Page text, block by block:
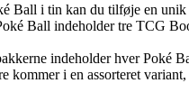
Ball i tin kan du tilføje en
Ball indeholder tre TCG
indeholder hver Poké
kommer i en assorteret